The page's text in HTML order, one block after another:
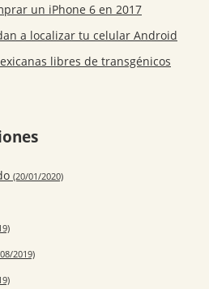
un iPhone 6 en 2017
a localizar tu celular Android
libres de transgénicos
(20/01/2020)
2019)